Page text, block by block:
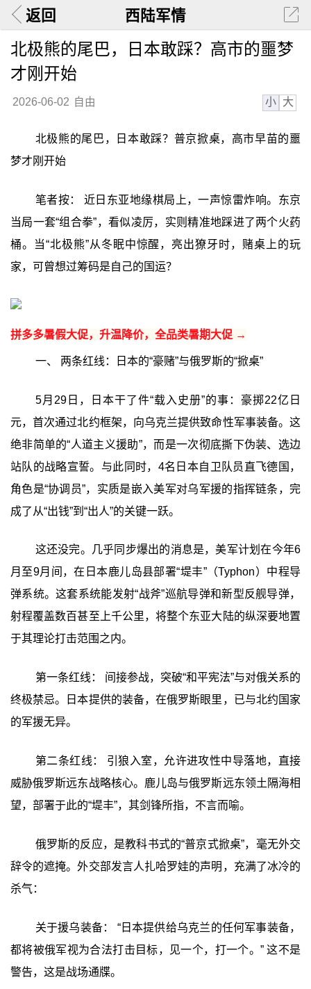
返回 西陆军情
北极熊的尾巴，日本敢踩？高市的噩梦
才刚开始
2026-06-02 自由 小 大
北极熊的尾巴，日本敢踩？普京掀桌，高市早苗的噩
梦才刚开始
笔者按： 近日东亚地缘棋局上，一声惊雷炸响。东京
当局一套“组合拳”，看似凌厉，实则精准地踩进了两个火药
桶。当“北极熊”从冬眠中惊醒，亮出獠牙时，赌桌上的玩
家，可曾想过筹码是自己的国运？
拼多多暑假大促，升温降价，全品类暑期大促 →
一、 两条红线：日本的“豪赌”与俄罗斯的“掀桌”
5月29日，日本干了件“载入史册”的事：豪掷22亿日
元，首次通过北约框架，向乌克兰提供致命性军事装备。这
绝非简单的“人道主义援助”，而是一次彻底撕下伪装、选边
站队的战略宣誓。与此同时，4名日本自卫队员直飞德国，
角色是“协调员”，实质是嵌入美军对乌军援的指挥链条，完
成了从“出钱”到“出人”的关键一跃。
这还没完。几乎同步爆出的消息是，美军计划在今年6
月至9月间，在日本鹿儿岛县部署“堤丰”（Typhon）中程导
弹系统。这套系统能发射“战斧”巡航导弹和新型反舰导弹，
射程覆盖数百甚至上千公里，将整个东亚大陆的纵深要地置
于其理论打击范围之内。
第一条红线： 间接参战，突破“和平宪法”与对俄关系的
终极禁忌。日本提供的装备，在俄罗斯眼里，已与北约国家
的军援无异。
第二条红线： 引狼入室，允许进攻性中导落地，直接
威胁俄罗斯远东战略核心。鹿儿岛与俄罗斯远东领土隔海相
望，部署于此的“堤丰”，其剑锋所指，不言而喻。
俄罗斯的反应，是教科书式的“普京式掀桌”，毫无外交
辞令的遮掩。外交部发言人扎哈罗娃的声明，充满了冰冷的
杀气：
关于援乌装备： “日本提供给乌克兰的任何军事装备，
都将被俄军视为合法打击目标，见一个，打一个。” 这不是
警告，这是战场通牒。